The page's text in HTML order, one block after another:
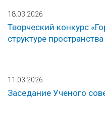
18.03.2026
Творческий конкурс
структуре
11.03.2026
Заседание Ученого